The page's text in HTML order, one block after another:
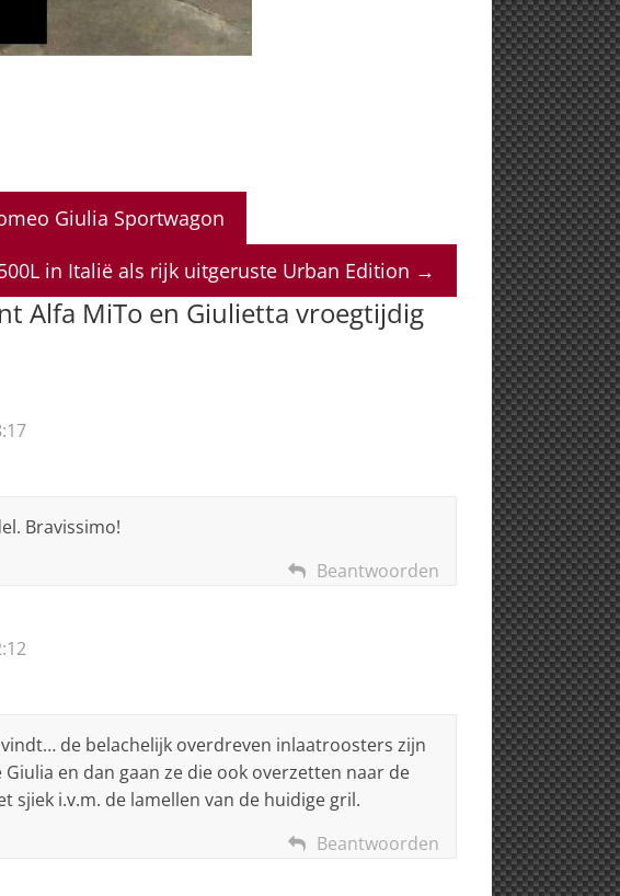
Giulia Sportwagon
in Italië als rijk uitgeruste Urban Edition →
Alfa MiTo en Giulietta vroegtijdig
Bravissimo!
Beantwoorden
de belachelijk overdreven inlaatroosters zijn
en dan gaan ze die ook overzetten naar de
sjiek i.v.m. de lamellen van de huidige gril.
Beantwoorden